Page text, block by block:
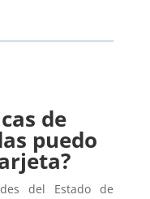
de
puedo
del Estado de